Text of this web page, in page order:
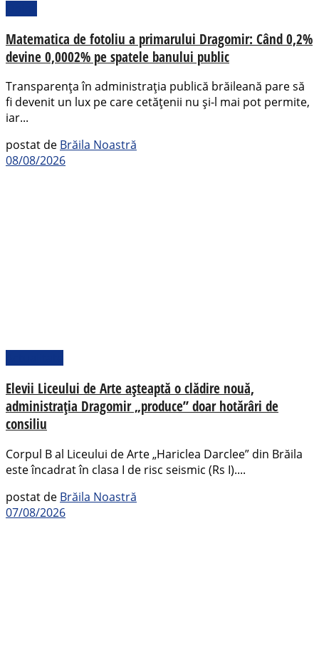
Matematica de fotoliu a primarului Dragomir: Când 0,2%
devine 0,0002% pe spatele banului public
Transparența în administrația publică brăileană pare să
fi devenit un lux pe care cetățenii nu și-l mai pot permite,
iar...
postat de Brăila Noastră
08/08/2026
Elevii Liceului de Arte așteaptă o clădire nouă,
administrația Dragomir „produce” doar hotărâri de
consiliu
Corpul B al Liceului de Arte „Hariclea Darclee” din Brăila
este încadrat în clasa I de risc seismic (Rs I)....
postat de Brăila Noastră
07/08/2026